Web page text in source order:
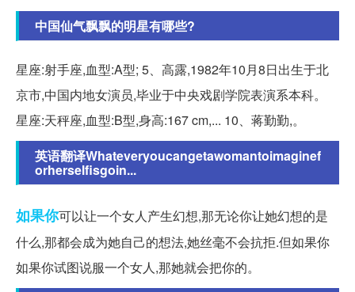
中国仙气飘飘的明星有哪些?
星座:射手座,血型:A型; 5、高露,1982年10月8日出生于北
京市,中国内地女演员,毕业于中央戏剧学院表演系本科。
星座:天秤座,血型:B型,身高:167 cm,... 10、蒋勤勤,。
英语翻译Whateveryoucangetawomantoimaginef
orherselfisgoin...
如果你可以让一个女人产生幻想,那无论你让她幻想的是
什么,那都会成为她自己的想法,她丝毫不会抗拒.但如果你
如果你试图说服一个女人,那她就会把你的。